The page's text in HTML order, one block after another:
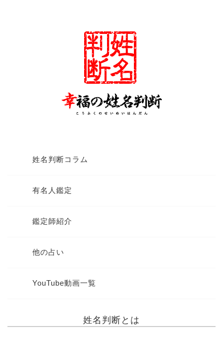
姓名判断コラム
有名人鑑定
鑑定師紹介
他の占い
YouTube動画一覧
姓名判断とは